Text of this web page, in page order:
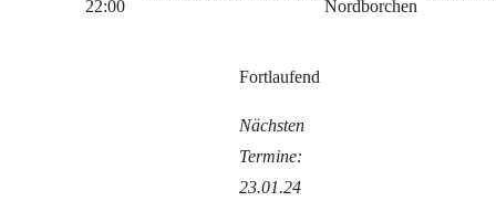
22:00
Nordborchen
Fortlaufend
Nächsten
Termine:
23.01.24